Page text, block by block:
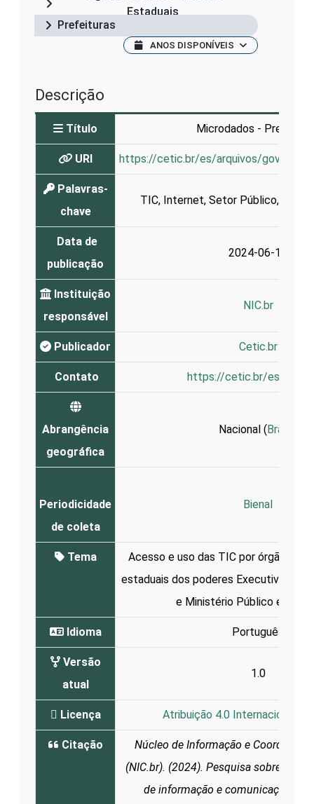
Estaduais
Prefeituras
ANOS DISPONÍVEIS
Descrição
Título Microdados -
URI https://cetic.br/es/arquivos/governo/
Palavras-
chave
TIC, Internet, Setor Público,
Data de
publicação
2024-06-17
Instituição
responsável
NIC.br
Publicador Cetic.br
Contato https://cetic.br/es/
Abrangência
geográfica
Nacional (Brasil
Periodicidade
de coleta
Bienal
Tema
Acesso e uso das TIC por órgãos
estaduais dos poderes Executivo,
e Ministério Público e
Idioma Português
Versão
atual
1.0
Licença Atribuição 4.0 Internacional
Citação
Núcleo de Informação e
(NIC.br). (2024). Pesquisa sobre o
de informação e comunicação no